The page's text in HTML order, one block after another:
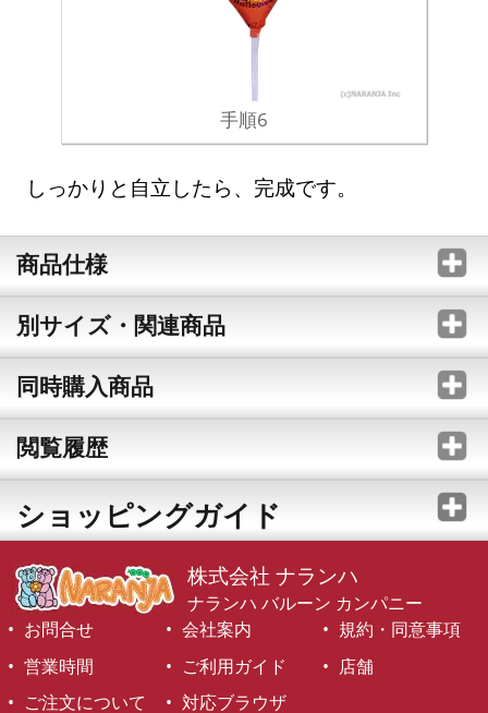
手順6
しっかりと自立したら、完成です。
商品仕様
別サイズ・関連商品
同時購入商品
閲覧履歴
ショッピングガイド
株式会社 ナランハ
ナランハ バルーン カンパニー
お問合せ
会社案内
規約・同意事項
営業時間
ご利用ガイド
店舗
ご注文について
対応ブラウザ